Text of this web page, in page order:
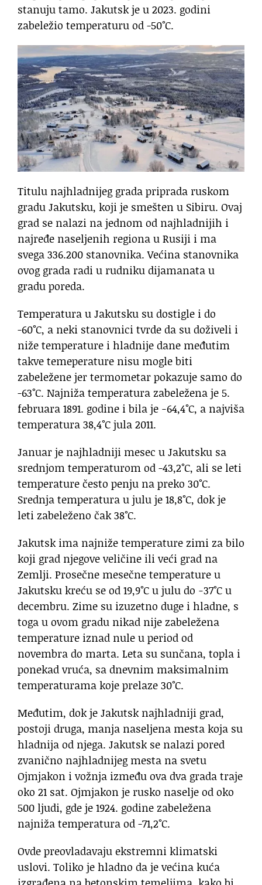
stanuju tamo. Jakutsk je u 2023. godini
zabeležio temperaturu od -50°C.
Titulu najhladnijeg grada priprada ruskom
gradu Jakutsku, koji je smešten u Sibiru. Ovaj
grad se nalazi na jednom od najhladnijih i
najređe naseljenih regiona u Rusiji i ma
svega 336.200 stanovnika. Većina stanovnika
ovog grada radi u rudniku dijamanata u
gradu poreda.
Temperatura u Jakutsku su dostigle i do
-60°C, a neki stanovnici tvrde da su doživeli i
niže temperature i hladnije dane međutim
takve temeperature nisu mogle biti
zabeležene jer termometar pokazuje samo do
-63°C. Najniža temperatura zabeležena je 5.
februara 1891. godine i bila je −64,4°C, a najviša
temperatura 38,4°C jula 2011.
Januar je najhladniji mesec u Jakutsku sa
srednjom temperaturom od -43,2°C, ali se leti
temperature često penju na preko 30°C.
Srednja temperatura u julu je 18,8°C, dok je
leti zabeleženo čak 38°C.
Jakutsk ima najniže temperature zimi za bilo
koji grad njegove veličine ili veći grad na
Zemlji. Prosečne mesečne temperature u
Jakutsku kreću se od 19,9°C u julu do −37°C u
decembru. Zime su izuzetno duge i hladne, s
toga u ovom gradu nikad nije zabeležena
temperature iznad nule u period od
novembra do marta. Leta su sunčana, topla i
ponekad vruća, sa dnevnim maksimalnim
temperaturama koje prelaze 30°C.
Međutim, dok je Jakutsk najhladniji grad,
postoji druga, manja naseljena mesta koja su
hladnija od njega. Jakutsk se nalazi pored
zvanično najhladnijeg mesta na svetu
Ojmjakon i vožnja između ova dva grada traje
oko 21 sat. Ojmjakon je rusko naselje od oko
500 ljudi, gde je 1924. godine zabeležena
najniža temperatura od -71,2°C.
Ovde preovladavaju ekstremni klimatski
uslovi. Toliko je hladno da je većina kuća